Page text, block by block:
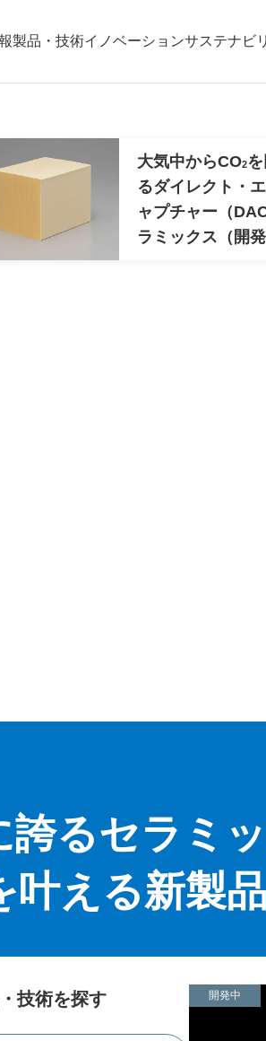
製品・技術イノベーションサステナビ
大気中からCO2
るダイレクト・
ャプチャー（
ラミックス（開発
誇るセラミ
叶える新製
技術を探す 開発中